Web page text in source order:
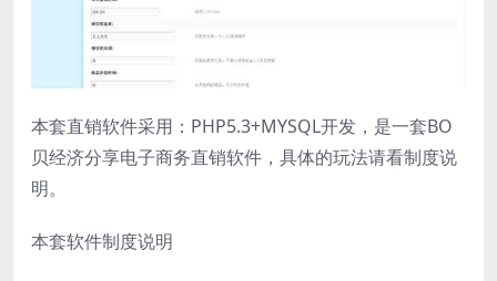
本套直销软件采用：PHP5.3+MYSQL开发，是一套BO
贝经济分享电子商务直销软件，具体的玩法请看制度说
明。
本套软件制度说明